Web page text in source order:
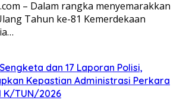
– Dalam rangka menyemarakkan
Tahun ke-81 Kemerdekaan
dan 17 Laporan Polisi,
Kepastian Administrasi Perkara
K/TUN/2026